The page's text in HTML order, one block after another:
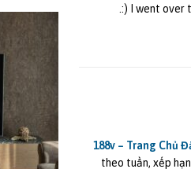
I went over
188v – Trang Chủ
theo tuần, xếp